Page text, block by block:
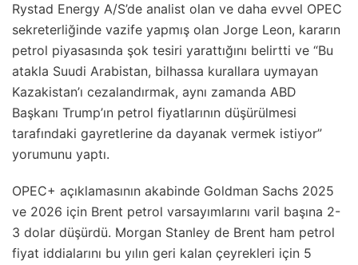
Rystad Energy A/S’de analist olan ve daha evvel OPEC
sekreterliğinde vazife yapmış olan Jorge Leon, kararın
petrol piyasasında şok tesiri yarattığını belirtti ve “Bu
atakla Suudi Arabistan, bilhassa kurallara uymayan
Kazakistan’ı cezalandırmak, aynı zamanda ABD
Başkanı Trump’ın petrol fiyatlarının düşürülmesi
tarafındaki gayretlerine da dayanak vermek istiyor”
yorumunu yaptı.
OPEC+ açıklamasının akabinde Goldman Sachs 2025
ve 2026 için Brent petrol varsayımlarını varil başına 2-
3 dolar düşürdü. Morgan Stanley de Brent ham petrol
fiyat iddialarını bu yılın geri kalan çeyrekleri için 5